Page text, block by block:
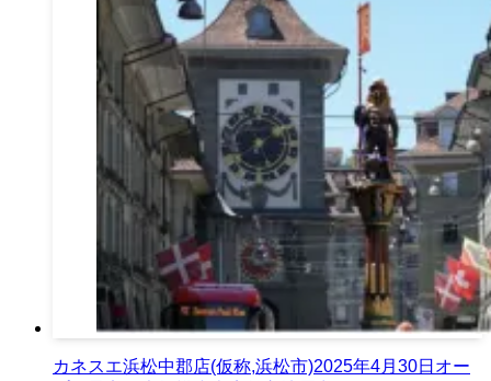
カネスエ浜松中郡店(仮称,浜松市)2025年4月30日オー